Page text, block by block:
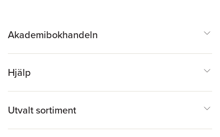
Akademibokhandeln
Hjälp
Utvalt sortiment